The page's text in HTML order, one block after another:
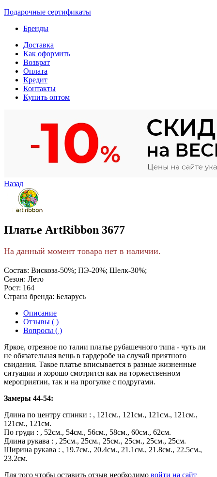
Подарочные сертификаты
Бренды
Доставка
Как оформить
Возврат
Оплата
Кредит
Контакты
Купить оптом
Назад
Платье ArtRibbon 3677
На данный момент товара нет в наличии.
Состав: Вискоза-50%; ПЭ-20%; Шелк-30%;
Сезон: Лето
Рост: 164
Страна бренда: Беларусь
Описание
Отзывы ( )
Вопросы ( )
Яркое, отрезное по талии платье рубашечного типа - чуть ли
не обязательная вещь в гардеробе на случай приятного
свидания. Такое платье вписывается в разные жизненные
ситуации и хорошо смотрится как на торжественном
мероприятии, так и на прогулке с подругами.
Замеры 44-54:
Длина по центру спинки : , 121см., 121см., 121см., 121см.,
121см., 121см.
По груди : , 52см., 54см., 56см., 58см., 60см., 62см.
Длина рукава : , 25см., 25см., 25см., 25см., 25см., 25см.
Ширина рукава : , 19.7см., 20.4см., 21.1см., 21.8см., 22.5см.,
23.2см.
Для того чтобы оставить отзыв необходимо войти на сайт